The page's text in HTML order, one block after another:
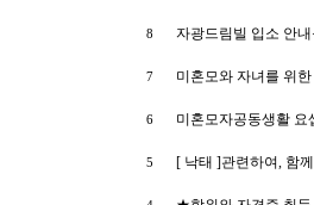
8 자광드림빌 입소 안
7 미혼모와 자녀를 위
6 미혼모자공동생활 요
5 [ 낙태 ]관련하여, 함